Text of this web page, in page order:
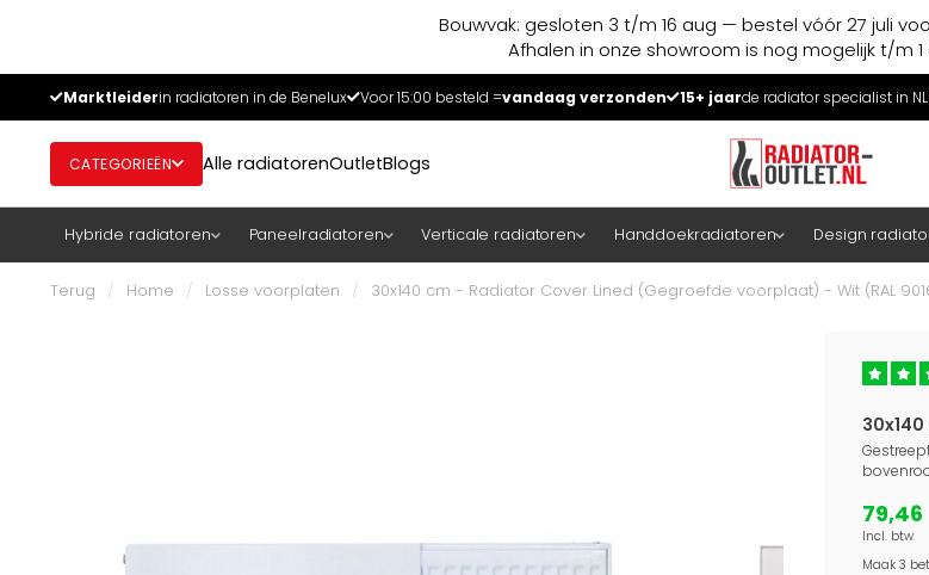
Bouwvak: gesloten 3 t/m 16 aug — bestel vóór 27 juli
Afhalen in onze showroom is nog mogelijk t/m 1
Marktleiderin radiatoren in de Benelux Voor 15:00 besteld =vandaag verzonden 15+ jaarde radiator specialist in NL
CATEGORIEËN Alle radiatorenOutletBlogs
Hybride radiatoren Paneelradiatoren Verticale radiatoren Handdoekradiatoren Design
Terug / Home / Losse voorplaten / 30x140 cm - Radiator Cover Lined (Gegroefde voorplaat) - Wit (RAL
79,46
Incl. btw
Maak 3